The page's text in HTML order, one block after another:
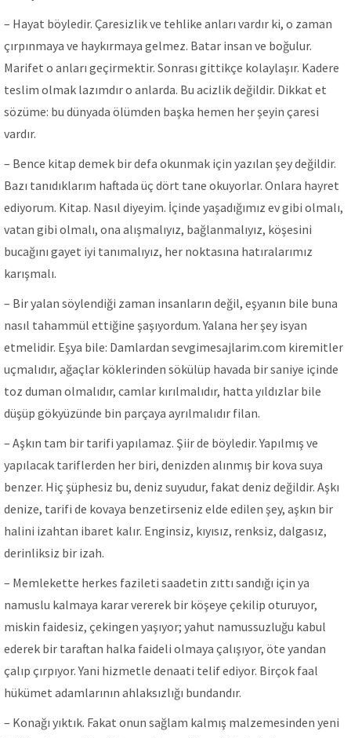
– Hayat böyledir. Çaresizlik ve tehlike anları vardır ki, o zaman
çırpınmaya ve haykırmaya gelmez. Batar insan ve boğulur.
Marifet o anları geçirmektir. Sonrası gittikçe kolaylaşır. Kadere
teslim olmak lazımdır o anlarda. Bu acizlik değildir. Dikkat et
sözüme: bu dünyada ölümden başka hemen her şeyin çaresi
vardır.
– Bence kitap demek bir defa okunmak için yazılan şey değildir.
Bazı tanıdıklarım haftada üç dört tane okuyorlar. Onlara hayret
ediyorum. Kitap. Nasıl diyeyim. İçinde yaşadığımız ev gibi olmalı,
vatan gibi olmalı, ona alışmalıyız, bağlanmalıyız, köşesini
bucağını gayet iyi tanımalıyız, her noktasına hatıralarımız
karışmalı.
– Bir yalan söylendiği zaman insanların değil, eşyanın bile buna
nasıl tahammül ettiğine şaşıyordum. Yalana her şey isyan
etmelidir. Eşya bile: Damlardan sevgimesajlarim.com kiremitler
uçmalıdır, ağaçlar köklerinden sökülüp havada bir saniye içinde
toz duman olmalıdır, camlar kırılmalıdır, hatta yıldızlar bile
düşüp gökyüzünde bin parçaya ayrılmalıdır filan.
– Aşkın tam bir tarifi yapılamaz. Şiir de böyledir. Yapılmış ve
yapılacak tariflerden her biri, denizden alınmış bir kova suya
benzer. Hiç şüphesiz bu, deniz suyudur, fakat deniz değildir. Aşkı
denize, tarifi de kovaya benzetirseniz elde edilen şey, aşkın bir
halini izahtan ibaret kalır. Enginsiz, kıyısız, renksiz, dalgasız,
derinliksiz bir izah.
– Memlekette herkes fazileti saadetin zıttı sandığı için ya
namuslu kalmaya karar vererek bir köşeye çekilip oturuyor,
miskin faidesiz, çekingen yaşıyor; yahut namussuzluğu kabul
ederek bir taraftan halka faideli olmaya çalışıyor, öte yandan
çalıp çırpıyor. Yani hizmetle denaati telif ediyor. Birçok faal
hükümet adamlarının ahlaksızlığı bundandır.
– Konağı yıktık. Fakat onun sağlam kalmış malzemesinden yeni